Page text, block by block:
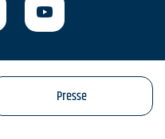
Presse